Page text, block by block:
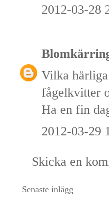
2012-03-28
Vilka
fågelkvitter
Ha en fin
2012-03-29
Skicka en
Senaste inlägg